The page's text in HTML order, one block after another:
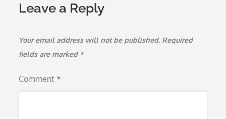
Leave a Reply
Your email address will not be published. Required
fields are marked *
Comment *